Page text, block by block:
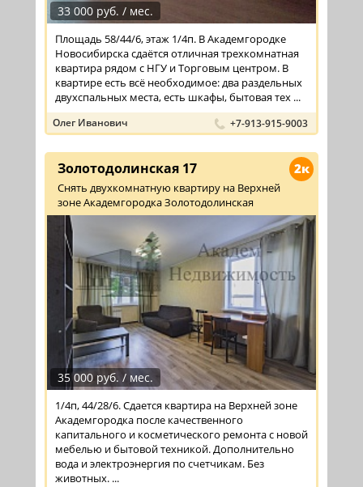
33 000 руб. / мес.
Площадь 58/44/6, этаж 1/4п. В Академгородке
Новосибирска сдаётся отличная трехкомнатная
квартира рядом с НГУ и Торговым центром. В
квартире есть всё необходимое: два раздельных
двухспальных места, есть шкафы, бытовая тех ...
Олег Иванович +7-913-915-9003
2к
Золотодолинская 17
Снять двухкомнатную квартиру на Верхней
зоне Академгородка Золотодолинская
35 000 руб. / мес.
1/4п, 44/28/6. Сдается квартира на Верхней зоне
Академгородка после качественного
капитального и косметического ремонта с новой
мебелью и бытовой техникой. Дополнительно
вода и электроэнергия по счетчикам. Без
животных. ...